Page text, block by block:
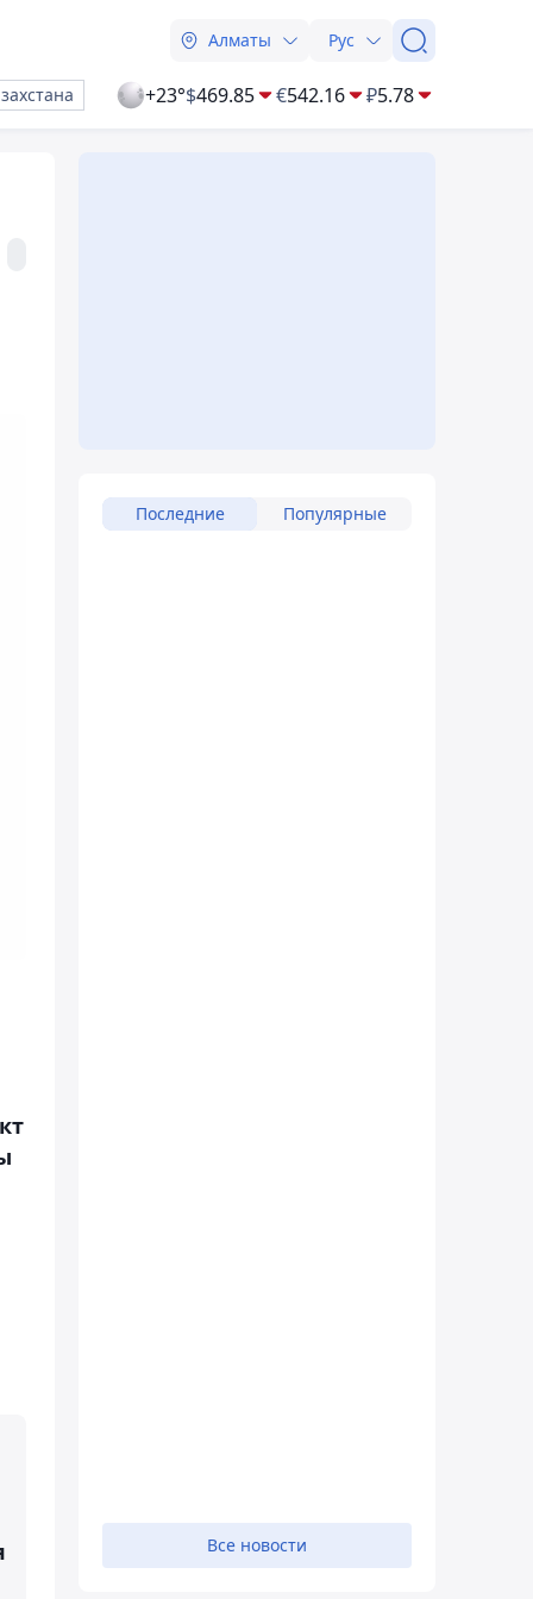
Алматы Рус
+23°$469.85 €542.16 ₽5.78
Последние Популярные
Все новости